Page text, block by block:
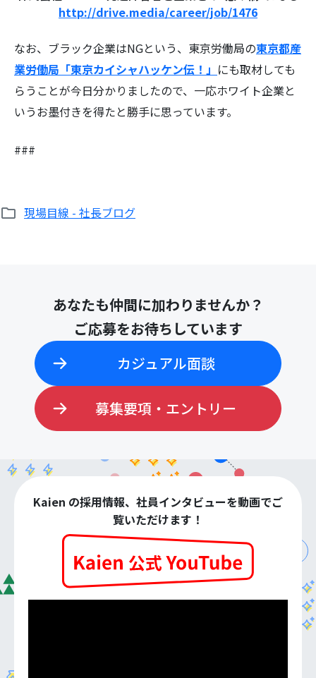
http://drive.media/career/job/1476
なお、ブラック企業はNGという、東京労働局の東京都産
業労働局「東京カイシャハッケン伝！」 にも取材しても
らうことが今日分かりましたので、一応ホワイト企業と
いうお墨付きを得たと勝手に思っています。
###
現場目線 - 社長ブログ
あなたも仲間に加わりませんか？
ご応募をお待ちしています
カジュアル面談
募集要項・エントリー
Kaien の採用情報、社員インタビューを動画でご
覧いただけます！